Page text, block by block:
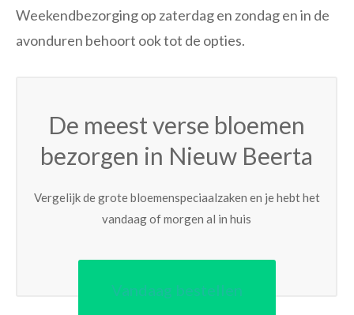
Weekendbezorging op zaterdag en zondag en in de
avonduren behoort ook tot de opties.
De meest verse bloemen
bezorgen in Nieuw Beerta
Vergelijk de grote bloemenspeciaalzaken en je hebt het
vandaag of morgen al in huis
Vandaag bestellen